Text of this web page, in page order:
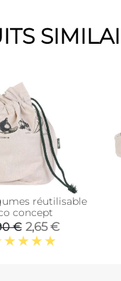
réutilisable
concept
€ 2,65 €